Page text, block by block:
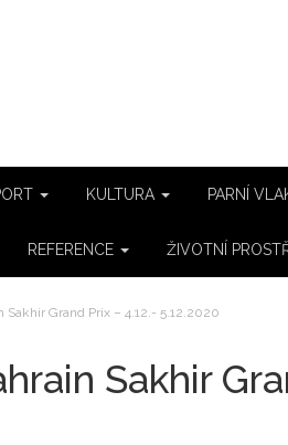
KULTURA PARNÍ
REFERENCE ŽIVOTNÍ
Sakhir Grand Prix – 4.12.- 5.12.2020
Sakhir